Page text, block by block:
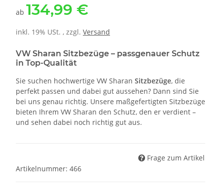
ab 134,99 €
inkl. 19% USt. , zzgl. Versand
VW Sharan Sitzbezüge – passgenauer Schutz
in Top-Qualität
Sie suchen hochwertige VW Sharan Sitzbezüge, die
perfekt passen und dabei gut aussehen? Dann sind Sie
bei uns genau richtig. Unsere maßgefertigten Sitzbezüge
bieten Ihrem VW Sharan den Schutz, den er verdient –
und sehen dabei noch richtig gut aus.
Frage zum Artikel
Artikelnummer: 466